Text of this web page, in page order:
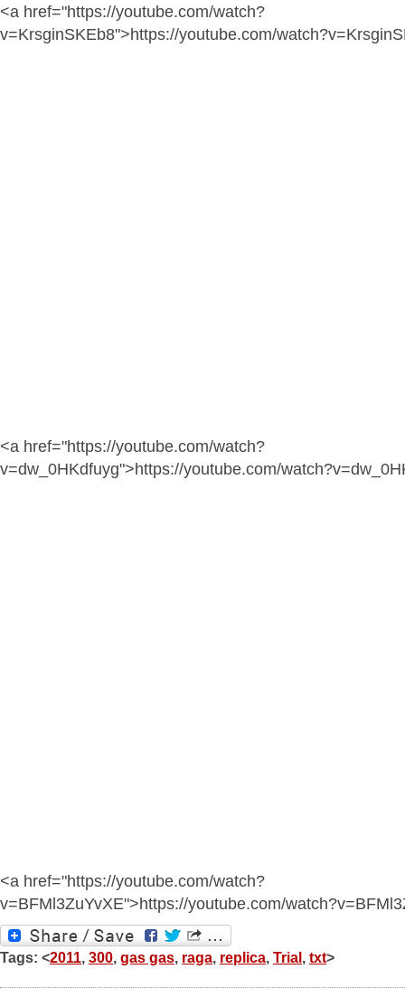
<a href="https://youtube.com/watch?
v=KrsginSKEb8">https://youtube.com/
<a href="https://youtube.com/watch?
v=dw_0HKdfuyg">https://youtube.com/
<a href="https://youtube.com/watch?
v=BFMl3ZuYvXE">https://youtube.com/
Tags: <2011, 300, gas gas, raga, replica, Trial, txt>